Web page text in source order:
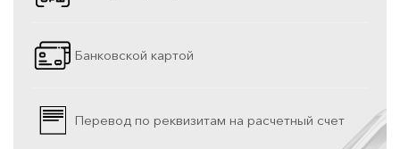
Банковской картой
Перевод по реквизитам на расчетный счет